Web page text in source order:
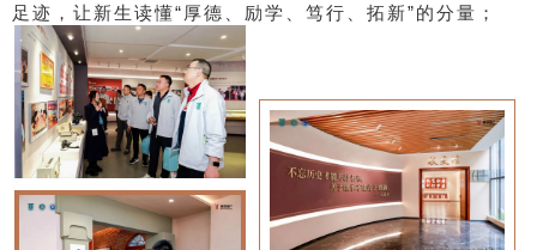
足迹，让新生读懂“厚德、励学、笃行、拓新”的分量；